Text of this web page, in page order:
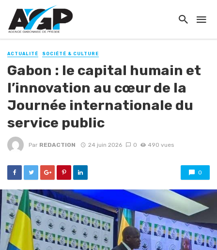
ACTUALITÉ SOCIÉTÉ & CULTURE
Gabon : le capital humain et
l’innovation au cœur de la
Journée internationale du
service public
Par REDACTION 24 juin 2026 0 490 vues
0